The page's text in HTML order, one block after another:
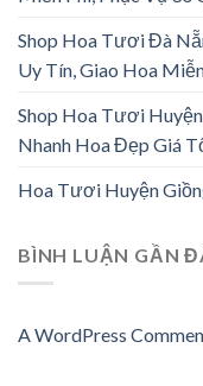
Shop Hoa Tươi Đà
Uy Tín, Giao Hoa
Shop Hoa Tươi
Nhanh Hoa Đẹp Giá
Hoa Tươi Huyện
BÌNH LUẬN GẦN
A WordPress